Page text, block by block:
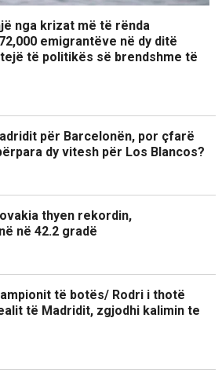
nga krizat më të rënda
emigrantëve në dy ditë
të politikës së brendshme të
për Barcelonën, por çfarë
dy vitesh për Los Blancos?
thyen rekordin,
në 42.2 gradë
të botës/ Rodri i thotë
të Madridit, zgjodhi kalimin te